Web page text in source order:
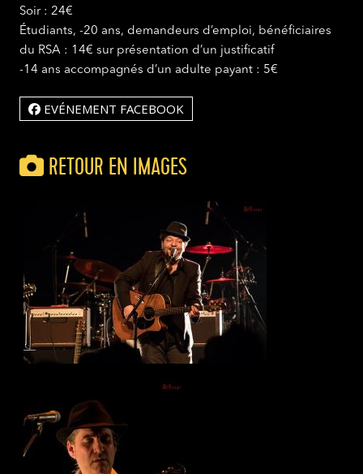
Soir : 24€
Étudiants, -20 ans, demandeurs d’emploi, bénéficiaires
du RSA : 14€ sur présentation d’un justificatif
-14 ans accompagnés d’un adulte payant : 5€
EVÉNEMENT FACEBOOK
RETOUR EN IMAGES